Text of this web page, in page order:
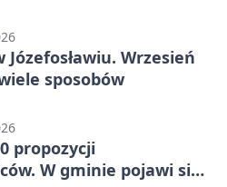
Józefosławiu. Wrzesień
sposobów
propozycji
W gminie pojawi się